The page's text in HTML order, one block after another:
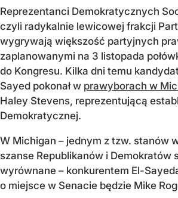
Reprezentanci Demokratycznych
czyli radykalnie lewicowej frakcji
wygrywają większość partyjnych
zaplanowanymi na 3 listopada
do Kongresu. Kilka dni temu
Sayed pokonał w prawyborach w
Haley Stevens, reprezentującą
Demokratycznej.
W Michigan – jednym z tzw. stanów
szanse Republikanów i Demokratów
wyrównane – konkurentem El-
o miejsce w Senacie będzie Mike